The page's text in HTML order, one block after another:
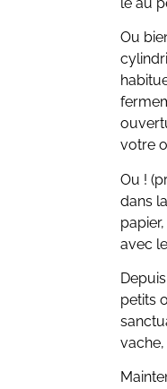
Ou
votre
Ou !
dans
avec
petits